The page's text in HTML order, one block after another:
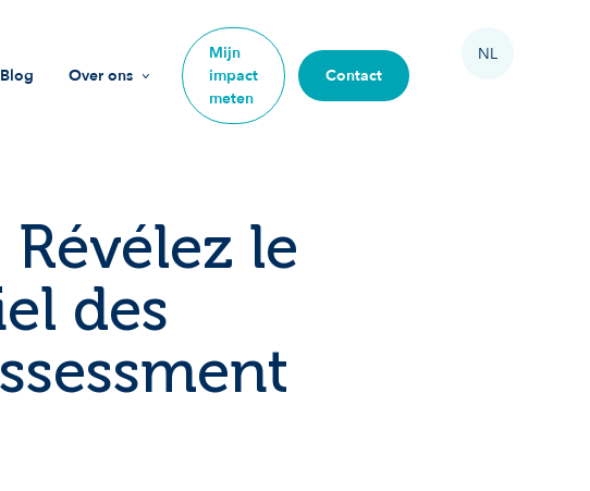
Blog Over ons
Team
Doe mee
Mijn
impact
meten
Contact
NL
le
des